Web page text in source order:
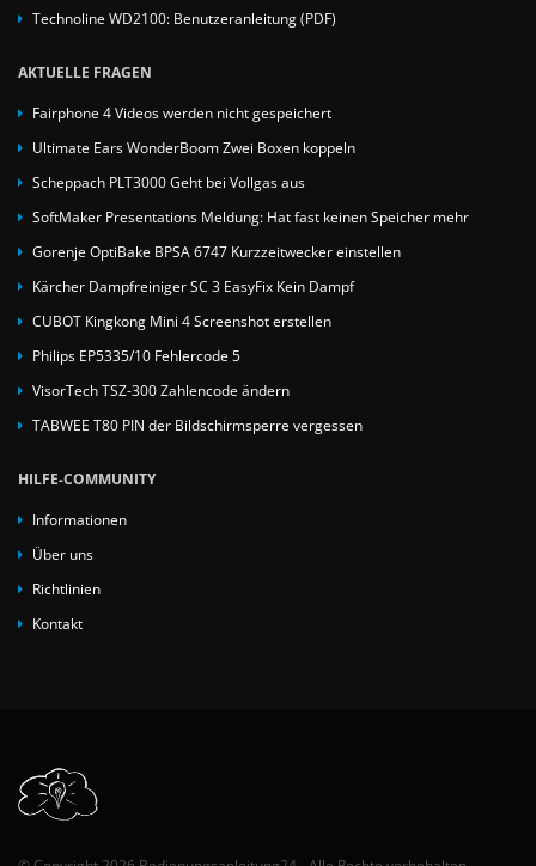
Technoline WD2100: Benutzeranleitung (PDF)
AKTUELLE FRAGEN
Fairphone 4 Videos werden nicht gespeichert
Ultimate Ears WonderBoom Zwei Boxen koppeln
Scheppach PLT3000 Geht bei Vollgas aus
SoftMaker Presentations Meldung: Hat fast keinen Speicher mehr
Gorenje OptiBake BPSA 6747 Kurzzeitwecker einstellen
Kärcher Dampfreiniger SC 3 EasyFix Kein Dampf
CUBOT Kingkong Mini 4 Screenshot erstellen
Philips EP5335/10 Fehlercode 5
VisorTech TSZ-300 Zahlencode ändern
TABWEE T80 PIN der Bildschirmsperre vergessen
HILFE-COMMUNITY
Informationen
Über uns
Richtlinien
Kontakt